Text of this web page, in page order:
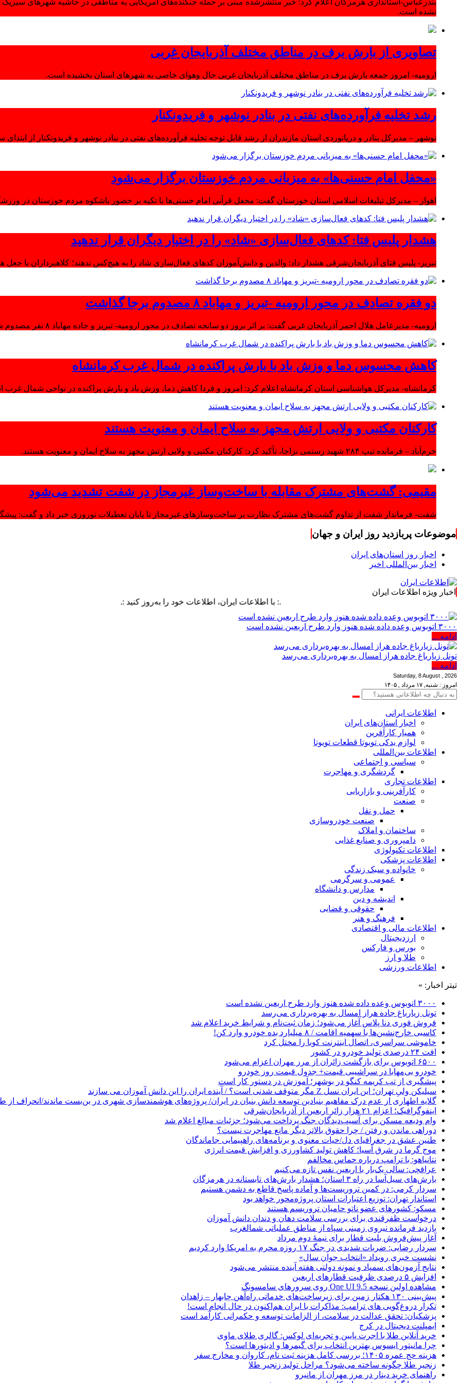
بندرعباس-استانداری هرمزگان اعلام کرد: خبر منتشرشده مبنی بر حمله جنگنده‌های آمریکایی به مناطقی در حاشیه شهرهای
نشده است.
تصاویری از بارش برف در مناطق مختلف آذربایجان غربی
ارومیه- امروز جمعه بارش برف در مناطق مختلف آذربایجان غربی حال وهوای خاصی به شهرهای استان بخشیده است.
رشد تخلیه فرآورده‌های نفتی در بنادر نوشهر و فریدونکنار
نوشهر – مدیرکل بنادر و دریانوردی استان مازندران از رشد قابل توجه تخلیه فرآورده‌های نفتی در بنادر نوشهر و فریدونکنار از
«محفل امام حسنی‌ها» به میزبانی مردم خوزستان برگزار می‌شود
اهواز – مدیرکل تبلیغات اسلامی استان خوزستان گفت: محفل قرآنی امام حسنی‌ها با تکیه بر حضور باشکوه مردم خوزستان در
هشدار پلیس فتا: کدهای فعال‌سازی «شاد» را در اختیار دیگران قرار ندهید
تبریز- پلیس فتای آذربایجان‌شرقی هشدار داد: والدین و دانش‌آموزان کدهای فعال‌سازی شاد را به هیچ‌کس ندهند؛ کلاهبرداران با
دو فقره تصادف در محور ارومیه -تبریز و مهاباد ۸ مصدوم برجا گذاشت
ارومیه- مدیرعامل هلال احمر آذربایجان غربی گفت: بر اثر بروز دو سانحه تصادف در محور ارومیه- تبریز و جاده مهاباد ۸ نفر مصدوم شدند.
کاهش محسوس دما و وزش باد با بارش پراکنده در شمال غرب کرمانشاه
کرمانشاه- مدیرکل هواشناسی استان کرمانشاه اعلام کرد: امروز و فردا کاهش دما، وزش باد و بارش پراکنده در نواحی شمال
کارکنان مکتبی و ولایی ارتش مجهز به سلاح ایمان و معنویت هستند
خرم‌آباد – فرمانده تیپ ۲۸۴ شهید رستمی نزاجا، تأکید کرد: کارکنان مکتبی و ولایی ارتش مجهز به سلاح ایمان و معنویت هستند.
مقیمی: گشت‌های مشترک مقابله با ساخت‌وساز غیرمجاز در شفت تشدید می‌شود
شفت- فرماندار شفت از تداوم گشت‌های مشترک نظارت بر ساخت‌وسازهای غیرمجاز تا پایان تعطیلات نوروزی خبر داد و گفت:
موضوعات پربازدید روز ایران و جهان
اخبار روز استان‌های ایران
اخبار بین‌المللی اخیر
اخبار ویژه اطلاعات ایران
.: با اطلاعات ایران، اطلاعات خود را به‌روز کنید :.
۳۰۰۰ اتوبوس وعده داده شده هنوز وارد طرح اربعین نشده است
ادامه ...
تونل زیارباغ جاده هراز امسال به بهره‌برداری می‌رسد
ادامه ...
Saturday, 8 August , 2026
امروز : شنبه, ۱۷ مرداد , ۱۴۰۵
اطلاعات‌ ‎ایرانی
اخبار استان‌های ایران
همیار کارآفرین
لوازم یدکی تویوتا قطعات تویوتا
اطلاعات بین‌المللی
سیاسی و اجتماعی
گردشگری و مهاجرت
اطلاعات تجاری
کارآفرینی و بازاریابی
صنعت
حمل و نقل
صنعت خودروسازی
ساختمان و املاک
دامپروری و صنایع غذایی
اطلاعات تکنولوژی
اطلاعات پزشکی
خانواده و سبک زندگی
عمومی و سرگرمی
مدارس و دانشگاه
اندیشه و دین
حقوقی و قضایی
فرهنگ و هنر
اطلاعات مالی و اقتصادی
ارزدیجیتال
بورس و فارکس
طلا و ارز
اطلاعات ورزشی
تیتر اخبار: »
۳۰۰۰ اتوبوس وعده داده شده هنوز وارد طرح اربعین نشده است
تونل زیارباغ جاده هراز امسال به بهره‌برداری می‌رسد
فروش فوری دنا پلاس آغاز می‌شود؛ زمان ثبت‌نام و شرایط خرید اعلام شد
کاسبی خارج‌نشین‌ها با سهمیه اقامت / ۸ میلیارد بده خودرو وارد کن!
خاموشی سراسری، اتصال اینترنت کوبا را مختل کرد
افت ۲۴ درصدی تولید خودرو در کشور
۶۵۰۰ اتوبوس برای بازگشت زائران از مرز مهران اعزام می‌شود
خودرو بی‌مهابا در سراشیبی قیمت+ جدول قیمت روز خودرو
پیشگیری از تب کریمه کنگو در بوشهر؛ آموزش در دستور کار است
سیلیکن ولیِ تهران؛ این ایران نسل Z مگر متوقف شدنی است؟ / آینده ایران را این دانش آموزان می سازند
گلایه اطهاری از عدم درک مفاهیم بنیادین توسعه دانش بنیان در ایران/ پروژه‌های هوشمندسازی شهری در بن‌بست ماندند/انحراف از طرح جامع ۱۳۸۶ به
اینفوگرافیک؛ اعزام ۲۱ هزار زائر اربعین از آذربایجان‌شرقی
وام ودیعه مسکن برای آسیب‌دیدگان جنگ پرداخت می‌شود؛ جزئیات مبالغ اعلام شد
دوراهی ماندن و رفتن / چرا حقوق بالاتر دیگر مانع مهاجرت نیست؟
طنین عشق در جغرافیای دل/حیات معنوی و برنامه‌های راهپیمایی جاماندگان
موج گرما در شرق آسیا؛ کاهش تولید کشاورزی و افزایش قیمت انرژی
نتانیاهو: با ترامپ درباره حماس مخالفم
عراقچی: سالی یک‌بار با اربعین نفس تازه می‌کنیم
بارش‌های سیل‌آسا در راه ۳ استان؛ هشدار بارش‌های تابستانه در هرمزگان
سردار کرمی: در کمین تروریست‌ها و آماده پاسخ قاطع به دشمن هستیم
استاندار تهران: توزیع اعتبارات استان پروژه‌محور خواهد بود
مسکو: کشورهای عضو ناتو حامیان تروریسم هستند
درخواست ظفرقندی برای بررسی سلامت دهان و دندان دانش آموزان
بازدید فرمانده نیروی زمینی سپاه از مناطق عملیاتی شمالغرب
آغاز پیش‌فروش بلیت قطار برای نیمۀ دوم مرداد
سردار رضایی: ضربات شدیدی در جنگ ۱۷ روزه محرم به امریکا وارد کردیم
نشست خبری رویداد «انتخاب جوان سال»
نتایج آزمون‌های سمپاد و نمونه دولتی هفته آینده منتشر می‌شود
افزایش ۵ درصدی ظرفیت قطارهای اربعین
مشاهده اولین نسخه One UI 9.5 روی سرورهای سامسونگ
پیش‌بینی ۱۳۰ هکتار زمین برای زیرساخت‌های خدماتی راه‌آهن چابهار – زاهدان
تکرار دروغ‌گویی های ترامپ: مذاکرات با ایران هم‌اکنون در حال انجام است!
پزشکیان: تحقق عدالت در سلامت، از الزامات توسعه و حکمرانی کارآمد است
ایمپلنت دیجیتال در کرج
خرید آنلاین طلا با اجرت پایین و تجربه‌ای لوکس: گالری طلای ماوی
چرا مانیتور ایسوس بهترین انتخاب برای گیمرها و ادیتورها است؟
هزینه حج عمره ۱۴۰۵؛ بررسی کامل هزینه ثبت نام، کاروان و مخارج سفر
زنجیر طلا چگونه ساخته می‌شود؟ مراحل تولید زنجیر طلا
راهنمای خرید دینار در مرز مهران از مانیرو